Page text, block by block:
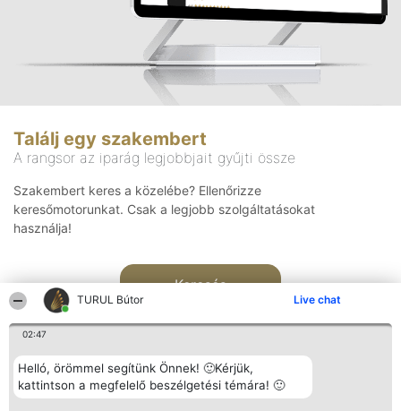
TURUL Bútor Live chat
02:47
Helló, örömmel segítünk Önnek! 🙂Kérjük,
kattintson a megfelelő beszélgetési témára! 🙂
Találj egy szakembert
A rangsor az iparág legjobbjait gyűjti össze
Szakembert keres a közelébe? Ellenőrizze
keresőmotorunkat. Csak a legjobb szolgáltatásokat
használja!
Keresés